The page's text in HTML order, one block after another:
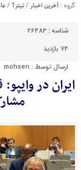
گروه : آخرین اخبار/تیتر1 /
شناسه : 26483
74 بازدید
ارسال توسط : mohsen
ایران در